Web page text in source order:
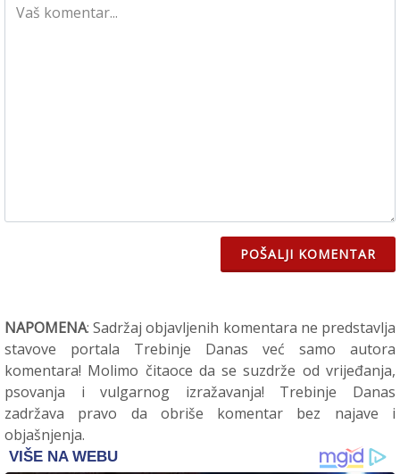
POŠALJI KOMENTAR
NAPOMENA: Sadržaj objavljenih komentara ne predstavlja
stavove portala Trebinje Danas već samo autora
komentara! Molimo čitaoce da se suzdrže od vrijeđanja,
psovanja i vulgarnog izražavanja! Trebinje Danas
zadržava pravo da obriše komentar bez najave i
objašnjenja.